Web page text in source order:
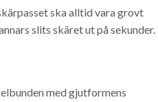
ska alltid vara grovt
slits skäret ut på sekunder.
med gjutformens